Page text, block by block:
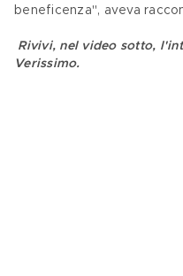
beneficenza", aveva
Rivivi, nel video sotto,
Verissimo.